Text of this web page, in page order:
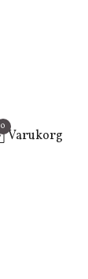
0
Varukorg